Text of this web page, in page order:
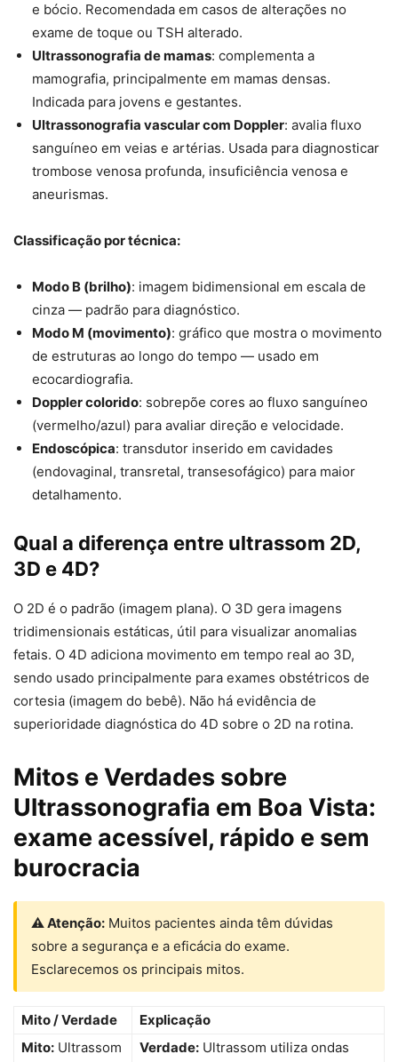
e bócio. Recomendada em casos de alterações no
exame de toque ou TSH alterado.
Ultrassonografia de mamas: complementa a
mamografia, principalmente em mamas densas.
Indicada para jovens e gestantes.
Ultrassonografia vascular com Doppler: avalia fluxo
sanguíneo em veias e artérias. Usada para diagnosticar
trombose venosa profunda, insuficiência venosa e
aneurismas.
Classificação por técnica:
Modo B (brilho): imagem bidimensional em escala de
cinza — padrão para diagnóstico.
Modo M (movimento): gráfico que mostra o movimento
de estruturas ao longo do tempo — usado em
ecocardiografia.
Doppler colorido: sobrepõe cores ao fluxo sanguíneo
(vermelho/azul) para avaliar direção e velocidade.
Endoscópica: transdutor inserido em cavidades
(endovaginal, transretal, transesofágico) para maior
detalhamento.
Qual a diferença entre ultrassom 2D,
3D e 4D?
O 2D é o padrão (imagem plana). O 3D gera imagens
tridimensionais estáticas, útil para visualizar anomalias
fetais. O 4D adiciona movimento em tempo real ao 3D,
sendo usado principalmente para exames obstétricos de
cortesia (imagem do bebê). Não há evidência de
superioridade diagnóstica do 4D sobre o 2D na rotina.
Mitos e Verdades sobre
Ultrassonografia em Boa Vista:
exame acessível, rápido e sem
burocracia
⚠ Atenção: Muitos pacientes ainda têm dúvidas
sobre a segurança e a eficácia do exame.
Esclarecemos os principais mitos.
Mito / Verdade
Explicação
Mito: Ultrassom Verdade: Ultrassom utiliza ondas